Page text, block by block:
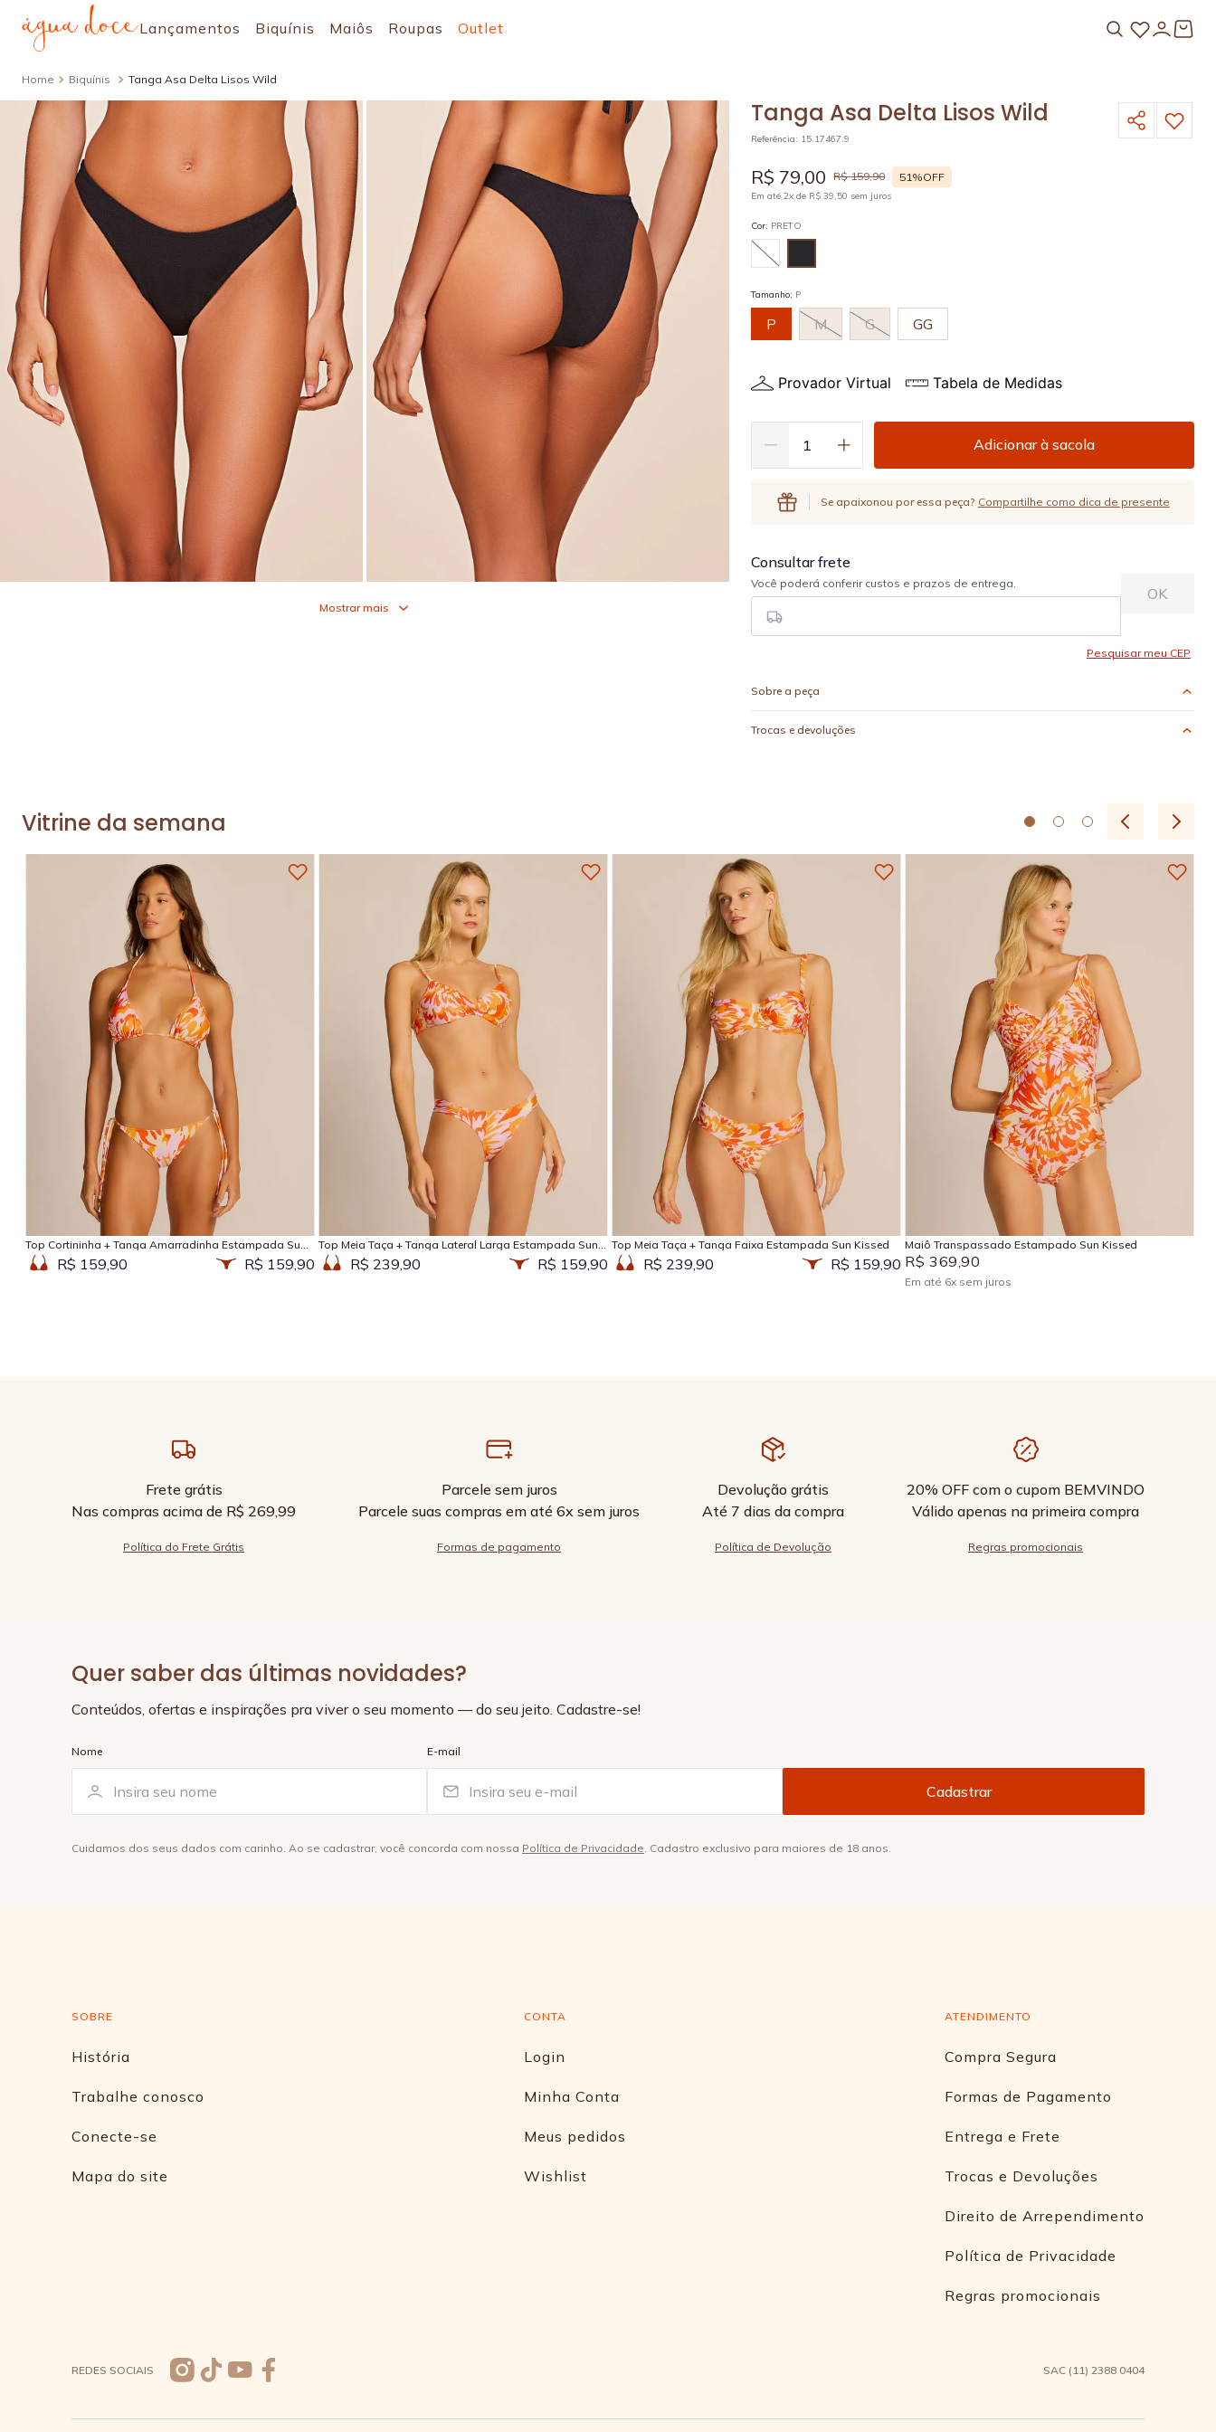
Lançamentos Biquínis Maiôs Roupas Outlet
Biquínis Tanga Asa Delta Lisos Wild
Mostrar mais
Tanga Asa Delta Lisos Wild
Referência: 15.17467.9
R$ 79,00 R$ 159,90 51%OFF
Em até2x de R$ 39,50 sem juros
Cor: PRETO
Tamanho: P
P M G GG
Provador Virtual Tabela de Medidas
Adicionar à sacola
Se apaixonou por essa peça? Compartilhe como dica de presente
Sobre a peça
Trocas e devoluções
Vitrine da semana
Adicionar na sacola
Top Cortininha + Tanga Amarradinha Estampada Sun
KissedR$ 159,90 R$ 159,90
Adicionar na sacola
Top Meia Taça + Tanga Lateral Larga Estampada Sun
KissedR$ 239,90 R$ 159,90
Adicionar na sacola
Top Meia Taça + Tanga Faixa Estampada Sun Kissed
R$ 239,90 R$ 159,90
M G GG
Adicionar na sacola
Maiô Transpassado Estampado Sun Kissed
R$ 369,90
Em até 6x sem juros
Frete grátis
Nas compras acima de R$ 269,99
Política do Frete Grátis
Parcele sem juros
Parcele suas compras em até 6x sem juros
Formas de pagamento
Devolução grátis
Até 7 dias da compra
Política de Devolução
20% OFF com o cupom BEMVINDO
Válido apenas na primeira compra
Regras promocionais
Quer saber das últimas novidades?
Conteúdos, ofertas e inspirações pra viver o seu momento — do seu jeito. Cadastre-se!
Nome E-mail
Cuidamos dos seus dados com carinho. Ao se cadastrar, você concorda com nossa Política de Privacidade. Cadastro exclusivo para maiores de 18 anos.
SOBRE
História
Trabalhe conosco
Conecte-se
Mapa do site
CONTA
Login
Minha Conta
Meus pedidos
Wishlist
ATENDIMENTO
Compra Segura
Formas de Pagamento
Entrega e Frete
Trocas e Devoluções
Direito de Arrependimento
Política de Privacidade
Regras promocionais
REDES SOCIAIS SAC (11) 2388 0404